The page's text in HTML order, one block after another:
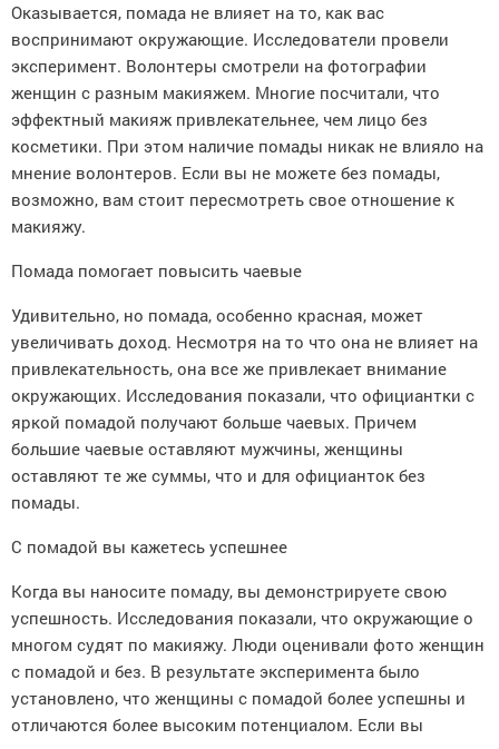
Оказывается, помада не влияет на то, как вас
воспринимают окружающие. Исследователи провели
эксперимент. Волонтеры смотрели на фотографии
женщин с разным макияжем. Многие посчитали, что
эффектный макияж привлекательнее, чем лицо без
косметики. При этом наличие помады никак не влияло на
мнение волонтеров. Если вы не можете без помады,
возможно, вам стоит пересмотреть свое отношение к
макияжу.
Помада помогает повысить чаевые
Удивительно, но помада, особенно красная, может
увеличивать доход. Несмотря на то что она не влияет на
привлекательность, она все же привлекает внимание
окружающих. Исследования показали, что официантки с
яркой помадой получают больше чаевых. Причем
большие чаевые оставляют мужчины, женщины
оставляют те же суммы, что и для официанток без
помады.
С помадой вы кажетесь успешнее
Когда вы наносите помаду, вы демонстрируете свою
успешность. Исследования показали, что окружающие о
многом судят по макияжу. Люди оценивали фото женщин
с помадой и без. В результате эксперимента было
установлено, что женщины с помадой более успешны и
отличаются более высоким потенциалом. Если вы